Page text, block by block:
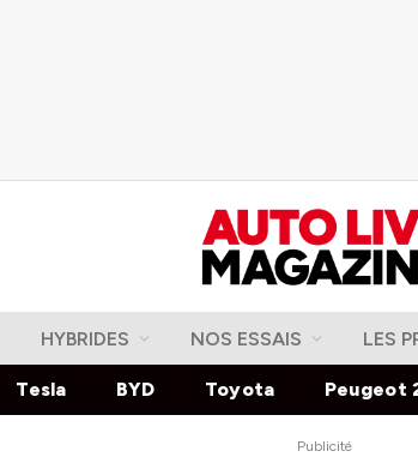
HYBRIDES NOS ESSAIS LES
Tesla BYD Toyota Peugeot
Publicité